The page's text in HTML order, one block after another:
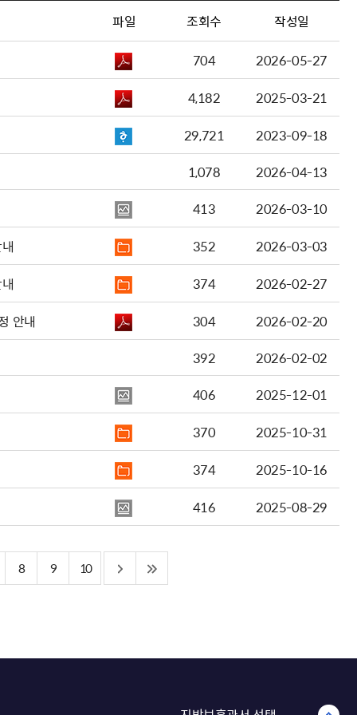
파일 조회수 작성일
704
2026-05-27
4,182
2025-03-21
29,721
2023-09-18
1,078
2026-04-13
413
2026-03-10
352
2026-03-03
374
2026-02-27
안내
304
2026-02-20
392
2026-02-02
406
2025-12-01
370
2025-10-31
374
2025-10-16
416
2025-08-29
8 9 10